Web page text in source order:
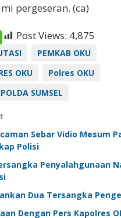
pergeseran. (ca)
Post Views: 4,875
PEMKAB OKU
OKU
Polres OKU
SUMSEL
Sebar Vidio Mesum
Polisi
Penyalahgunaan
Dua Tersangka
Dengan Pers Kapolres